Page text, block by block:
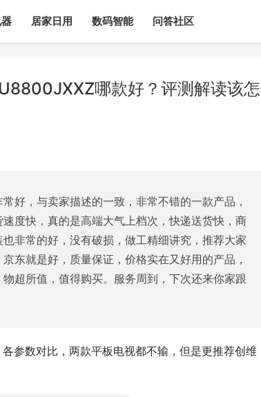
居家日用 数码智能 问答社区
哪款好？评测解读该怎
好，与卖家描述的一致，非常不错的一款产品，
度快，真的是高端大气上档次，快递送货快，商
非常的好，没有破损，做工精细讲究，推荐大家
东就是好，质量保证，价格实在又好用的产品，
超所值，值得购买。服务周到，下次还来你家跟
参数对比，两款平板电视都不输，但是更推荐创维